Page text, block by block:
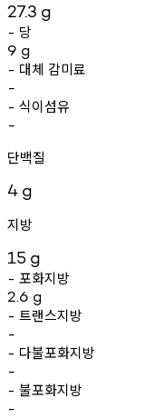
27.3 g
- 당
9 g
- 대체 감미료
-
- 식이섬유
-
단백질
4 g
지방
15 g
- 포화지방
2.6 g
- 트랜스지방
-
- 다불포화지방
-
- 불포화지방
-